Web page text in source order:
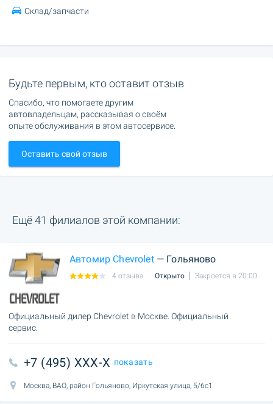
Склад/запчасти
Будьте первым, кто оставит отзыв
Спасибо, что помогаете другим
автовладельцам, рассказывая о своём
опыте обслуживания в этом автосервисе.
Оставить свой отзыв
Ещё 41 филиалов этой компании:
Автомир Chevrolet— Гольяново
4 отзыва Открыто Закроется в 20:00
Официальный дилер Chevrolet в Москве. Официальный
сервис.
+7 (495) XXX-X показать
Москва, ВАО, район Гольяново, Иркутская улица, 5/6с1